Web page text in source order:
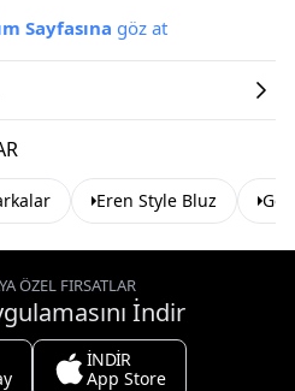
Sayfasına göz at
Eren Style Bluz
ÖZEL FIRSATLAR
İndir
İNDİR
App Store